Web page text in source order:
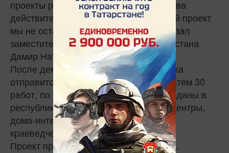
проекты республики в области искусства
действительно значимы. Ни один такой проект
мы не оставляем без поддержки, - сказал
заместитель министра культуры Татарстана
Дамир Натфуллин.
После демонстрации в Казани выставка
отправится по городам Татарстана. Затем 30
работ, по условиям гранта, будут переданы в
республиканские реабилитационные центры,
дома-интернаты для престарелых,
краеведческие музеи.
Проект приурочен к 100-летию ТАССР.